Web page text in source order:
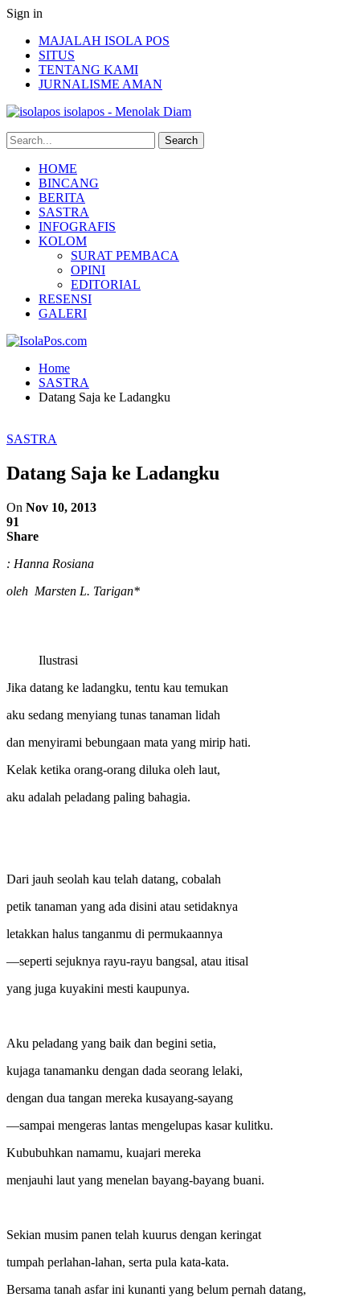
Sign in
MAJALAH ISOLA POS
SITUS
TENTANG KAMI
JURNALISME AMAN
isolapos - Menolak Diam
HOME
BINCANG
BERITA
SASTRA
INFOGRAFIS
KOLOM
SURAT PEMBACA
OPINI
EDITORIAL
RESENSI
GALERI
Home
SASTRA
Datang Saja ke Ladangku
SASTRA
Datang Saja ke Ladangku
On Nov 10, 2013
91
Share
: Hanna Rosiana
oleh Marsten L. Tarigan*
Ilustrasi
Jika datang ke ladangku, tentu kau temukan
aku sedang menyiang tunas tanaman lidah
dan menyirami bebungaan mata yang mirip hati.
Kelak ketika orang-orang diluka oleh laut,
aku adalah peladang paling bahagia.
Dari jauh seolah kau telah datang, cobalah
petik tanaman yang ada disini atau setidaknya
letakkan halus tanganmu di permukaannya
—seperti sejuknya rayu-rayu bangsal, atau itisal
yang juga kuyakini mesti kaupunya.
Aku peladang yang baik dan begini setia,
kujaga tanamanku dengan dada seorang lelaki,
dengan dua tangan mereka kusayang-sayang
—sampai mengeras lantas mengelupas kasar kulitku.
Kububuhkan namamu, kuajari mereka
menjauhi laut yang menelan bayang-bayang buani.
Sekian musim panen telah kuurus dengan keringat
tumpah perlahan-lahan, serta pula kata-kata.
Bersama tanah asfar ini kunanti yang belum pernah datang,